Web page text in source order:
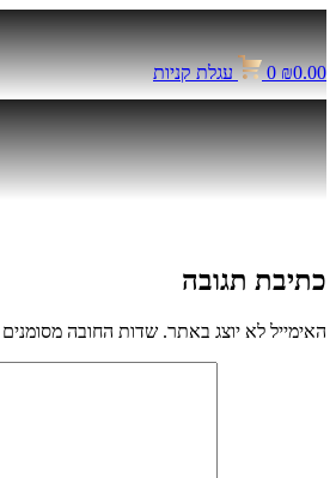
דלג
לתוכן
₪0.00
0 עגלת קניות
כתיבת תגובה
האימייל לא יוצג באתר. שדות החובה מסומנים